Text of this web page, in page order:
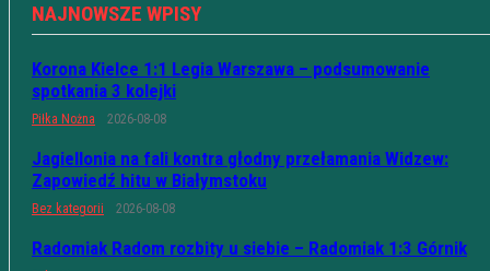
NAJNOWSZE WPISY
Korona Kielce 1:1 Legia Warszawa – podsumowanie
spotkania 3 kolejki
Piłka Nożna 2026-08-08
Jagiellonia na fali kontra głodny przełamania Widzew:
Zapowiedź hitu w Białymstoku
Bez kategorii 2026-08-08
Radomiak Radom rozbity u siebie – Radomiak 1:3 Górnik